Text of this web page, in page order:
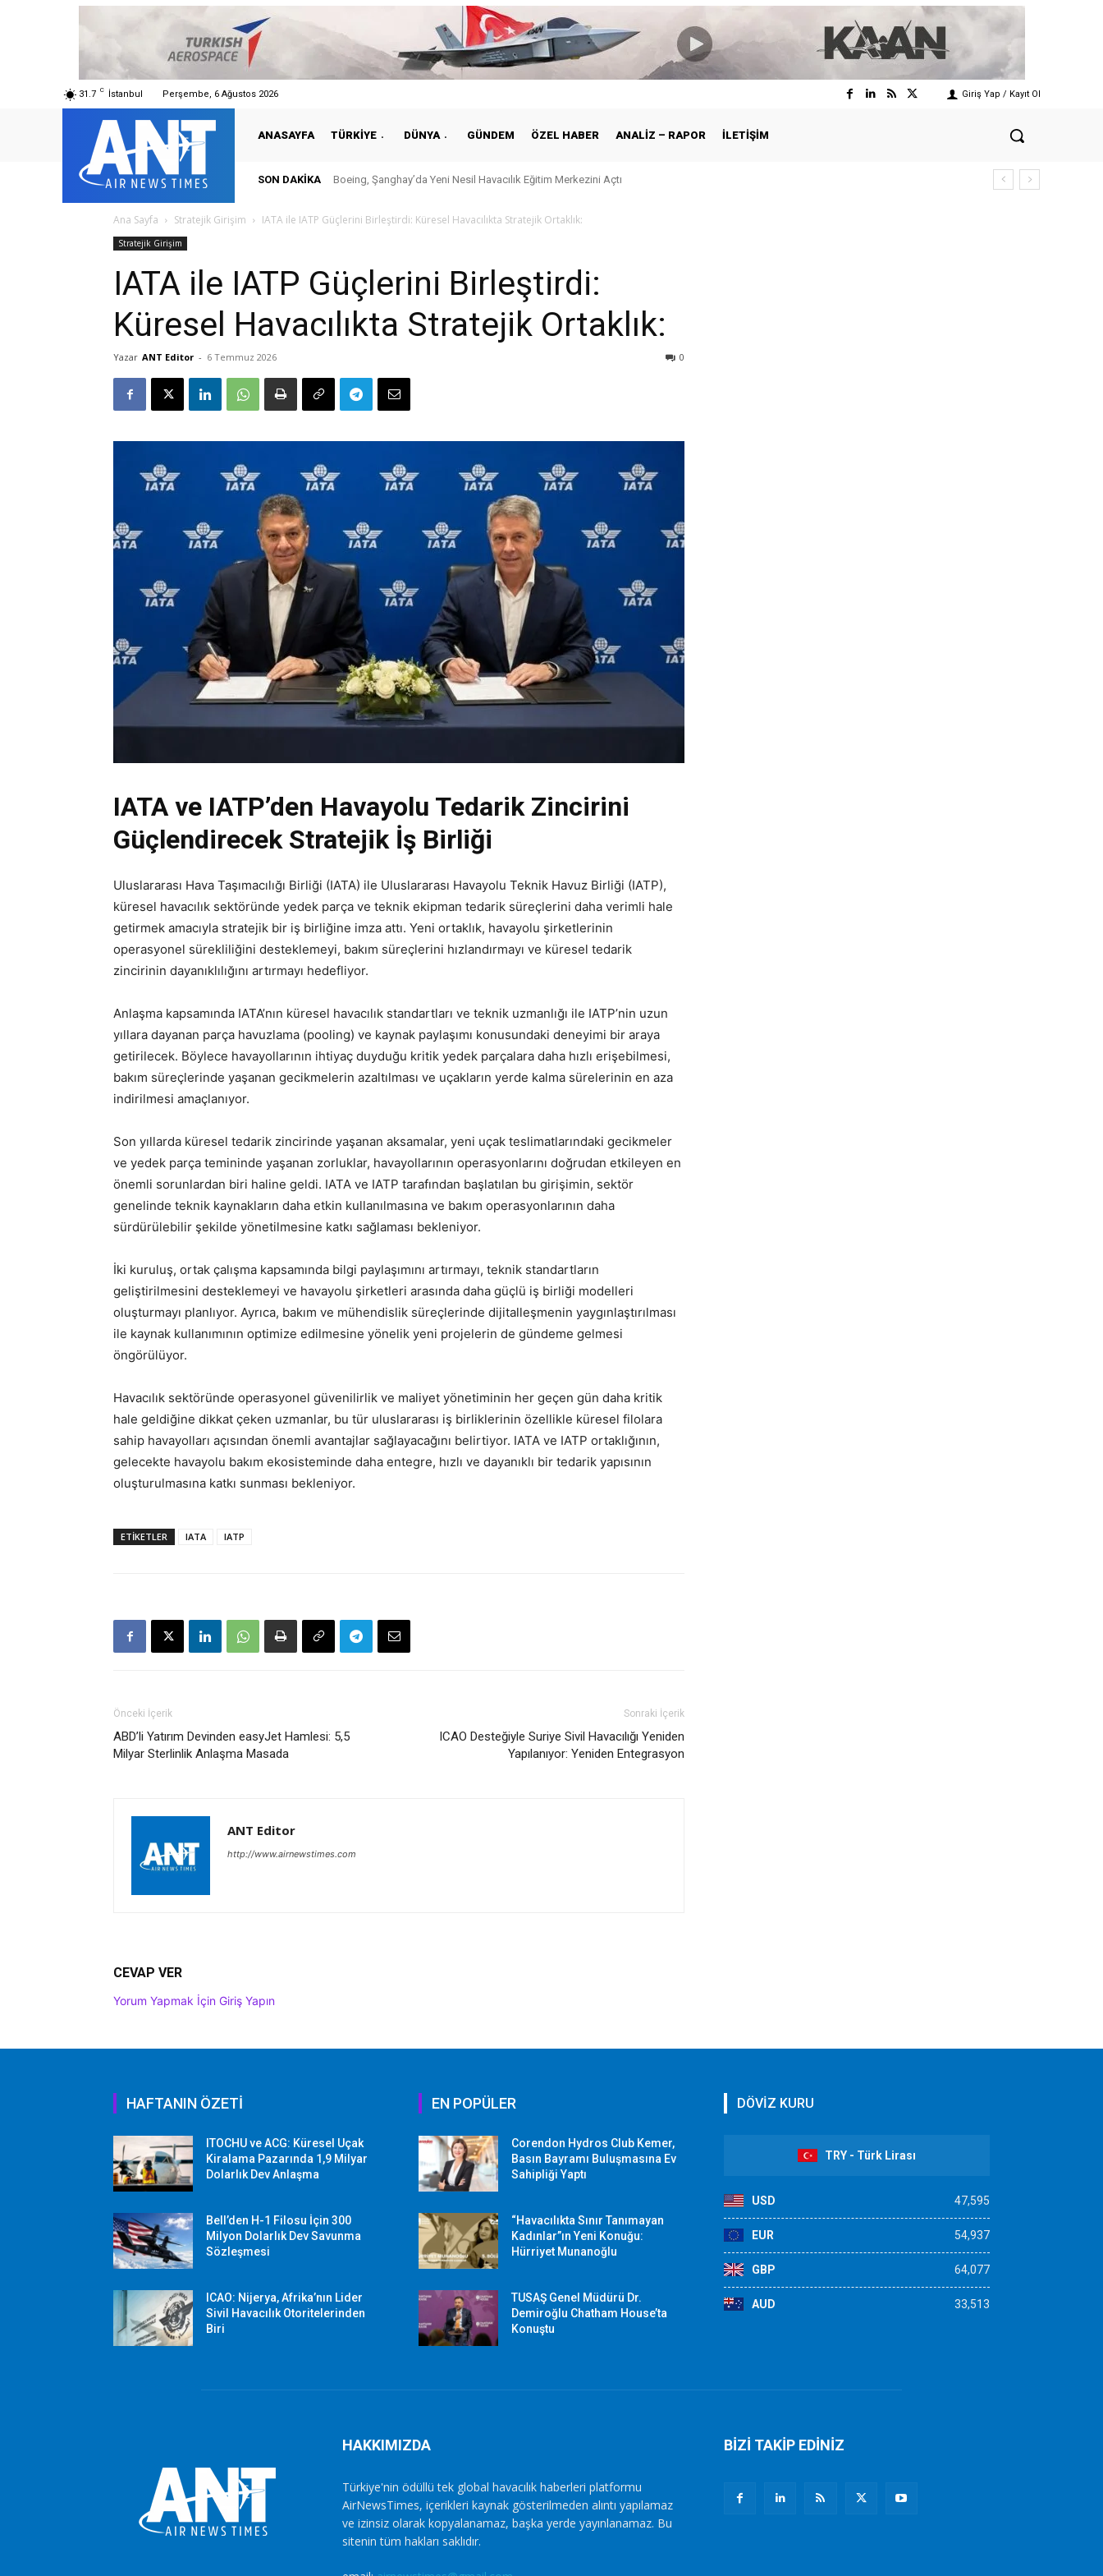
31.7 C İstanbul Perşembe, 6 Ağustos 2026 Giriş Yap / Kayıt Ol
ANASAYFA TÜRKIYE DÜNYA GÜNDEM ÖZEL HABER ANALIZ – RAPOR İLETIŞIM
SON DAKIKA Boeing, Şanghay’da Yeni Nesil Havacılık Eğitim Merkezini Açtı
Ana Sayfa Stratejik Girişim IATA ile IATP Güçlerini Birleştirdi: Küresel Havacılıkta Stratejik Ortaklık:
Stratejik Girişim
IATA ile IATP Güçlerini Birleştirdi:
Küresel Havacılıkta Stratejik Ortaklık:
Yazar ANT Editor - 6 Temmuz 2026 0
IATA ve IATP’den Havayolu Tedarik Zincirini
Güçlendirecek Stratejik İş Birliği
Uluslararası Hava Taşımacılığı Birliği (IATA) ile Uluslararası Havayolu Teknik Havuz Birliği (IATP),
küresel havacılık sektöründe yedek parça ve teknik ekipman tedarik süreçlerini daha verimli hale
getirmek amacıyla stratejik bir iş birliğine imza attı. Yeni ortaklık, havayolu şirketlerinin
operasyonel sürekliliğini desteklemeyi, bakım süreçlerini hızlandırmayı ve küresel tedarik
zincirinin dayanıklılığını artırmayı hedefliyor.
Anlaşma kapsamında IATA’nın küresel havacılık standartları ve teknik uzmanlığı ile IATP’nin uzun
yıllara dayanan parça havuzlama (pooling) ve kaynak paylaşımı konusundaki deneyimi bir araya
getirilecek. Böylece havayollarının ihtiyaç duyduğu kritik yedek parçalara daha hızlı erişebilmesi,
bakım süreçlerinde yaşanan gecikmelerin azaltılması ve uçakların yerde kalma sürelerinin en aza
indirilmesi amaçlanıyor.
Son yıllarda küresel tedarik zincirinde yaşanan aksamalar, yeni uçak teslimatlarındaki gecikmeler
ve yedek parça temininde yaşanan zorluklar, havayollarının operasyonlarını doğrudan etkileyen en
önemli sorunlardan biri haline geldi. IATA ve IATP tarafından başlatılan bu girişimin, sektör
genelinde teknik kaynakların daha etkin kullanılmasına ve bakım operasyonlarının daha
sürdürülebilir şekilde yönetilmesine katkı sağlaması bekleniyor.
İki kuruluş, ortak çalışma kapsamında bilgi paylaşımını artırmayı, teknik standartların
geliştirilmesini desteklemeyi ve havayolu şirketleri arasında daha güçlü iş birliği modelleri
oluşturmayı planlıyor. Ayrıca, bakım ve mühendislik süreçlerinde dijitalleşmenin yaygınlaştırılması
ile kaynak kullanımının optimize edilmesine yönelik yeni projelerin de gündeme gelmesi
öngörülüyor.
Havacılık sektöründe operasyonel güvenilirlik ve maliyet yönetiminin her geçen gün daha kritik
hale geldiğine dikkat çeken uzmanlar, bu tür uluslararası iş birliklerinin özellikle küresel filolara
sahip havayolları açısından önemli avantajlar sağlayacağını belirtiyor. IATA ve IATP ortaklığının,
gelecekte havayolu bakım ekosisteminde daha entegre, hızlı ve dayanıklı bir tedarik yapısının
oluşturulmasına katkı sunması bekleniyor.
ETIKETLER IATA IATP
Önceki İçerik
ABD’li Yatırım Devinden easyJet Hamlesi: 5,5
Milyar Sterlinlik Anlaşma Masada
Sonraki İçerik
ICAO Desteğiyle Suriye Sivil Havacılığı Yeniden
Yapılanıyor: Yeniden Entegrasyon
ANT Editor
http://www.airnewstimes.com
CEVAP VER
Yorum Yapmak İçin Giriş Yapın
HAFTANIN ÖZETİ
ITOCHU ve ACG: Küresel Uçak
Kiralama Pazarında 1,9 Milyar
Dolarlık Dev Anlaşma
Bell’den H-1 Filosu İçin 300
Milyon Dolarlık Dev Savunma
Sözleşmesi
ICAO: Nijerya, Afrika’nın Lider
Sivil Havacılık Otoritelerinden
Biri
EN POPÜLER
Corendon Hydros Club Kemer,
Basın Bayramı Buluşmasına Ev
Sahipliği Yaptı
“Havacılıkta Sınır Tanımayan
Kadınlar”ın Yeni Konuğu:
Hürriyet Munanoğlu
TUSAŞ Genel Müdürü Dr.
Demiroğlu Chatham House’ta
Konuştu
DÖVİZ KURU
TRY - Türk Lirası
USD 47,595
EUR 54,937
GBP 64,077
AUD 33,513
HAKKIMIZDA
Türkiye'nin ödüllü tek global havacılık haberleri platformu
AirNewsTimes, içerikleri kaynak gösterilmeden alıntı yapılamaz
ve izinsiz olarak kopyalanamaz, başka yerde yayınlanamaz. Bu
sitenin tüm hakları saklıdır.
BİZİ TAKİP EDİNİZ